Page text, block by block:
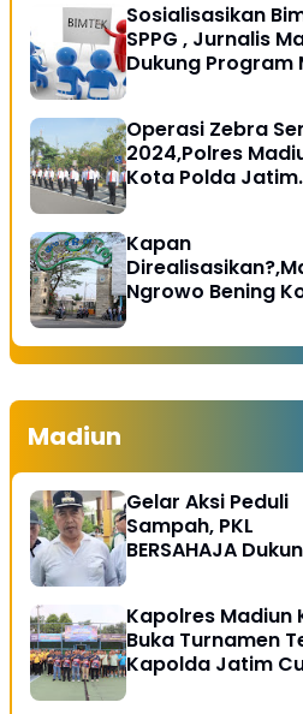
Sosialisasikan
SPPG , Jurnalis
Dukung Program
Operasi Zebra
2024,Polres
Kota Polda Jatim
Kapan
Ngrowo Bening
Dikenakan Tarif
Madiun
Gelar Aksi Peduli
Sampah, PKL
BERSAHAJA
Madiun
Kapolres Madiun
Buka Turnamen
Kapolda Jatim